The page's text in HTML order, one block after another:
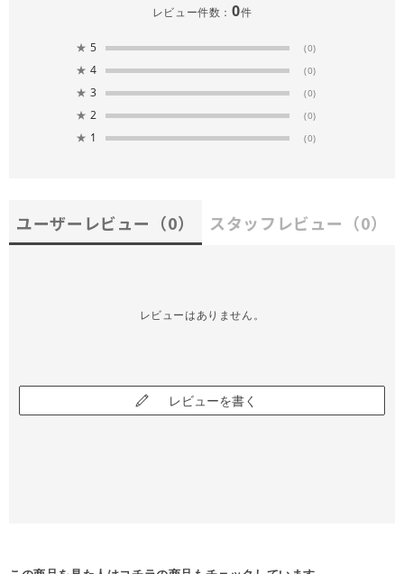
レビュー件数： 0件
★ 5 (0)
★ 4 (0)
★ 3 (0)
★ 2 (0)
★ 1 (0)
ユーザーレビュー （0） スタッフレビュー （0）
レビューはありません。
レビューを書く